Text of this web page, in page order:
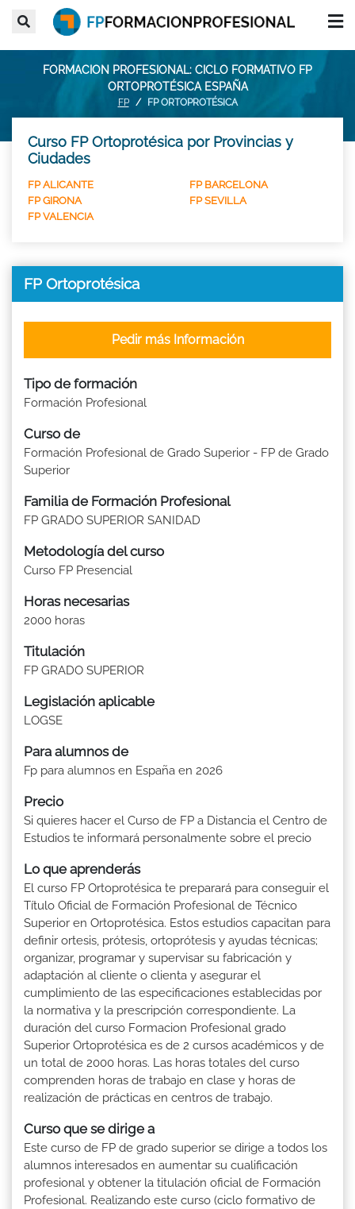
FORMACION PROFESIONAL: CICLO FORMATIVO FP
ORTOPROTÉSICA ESPAÑA
FP FP ORTOPROTÉSICA
Curso FP Ortoprotésica por Provincias y
Ciudades
FP ALICANTE
FP BARCELONA
FP GIRONA
FP SEVILLA
FP VALENCIA
FP Ortoprotésica
Tipo de formación
Formación Profesional
Curso de
Formación Profesional de Grado Superior - FP de Grado
Superior
Familia de Formación Profesional
FP GRADO SUPERIOR SANIDAD
Metodología del curso
Curso FP Presencial
Horas necesarias
2000 horas
Titulación
FP GRADO SUPERIOR
Legislación aplicable
LOGSE
Para alumnos de
Fp para alumnos en España en 2026
Precio
Si quieres hacer el Curso de FP a Distancia el Centro de
Estudios te informará personalmente sobre el precio
Pedir más Información
Lo que aprenderás
El curso FP Ortoprotésica te preparará para conseguir el
Título Oficial de Formación Profesional de Técnico
Superior en Ortoprotésica. Estos estudios capacitan para
definir ortesis, prótesis, ortoprótesis y ayudas técnicas;
organizar, programar y supervisar su fabricación y
adaptación al cliente o clienta y asegurar el
cumplimiento de las especificaciones establecidas por
la normativa y la prescripción correspondiente. La
duración del curso Formacion Profesional grado
Superior Ortoprotésica es de 2 cursos académicos y de
un total de 2000 horas. Las horas totales del curso
comprenden horas de trabajo en clase y horas de
realización de prácticas en centros de trabajo.
Curso que se dirige a
Este curso de FP de grado superior se dirige a todos los
alumnos interesados en aumentar su cualificación
profesional y obtener la titulación oficial de Formación
Profesional. Realizando este curso (ciclo formativo de